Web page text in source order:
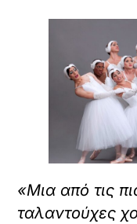
«Μια από τις
ταλαντούχες